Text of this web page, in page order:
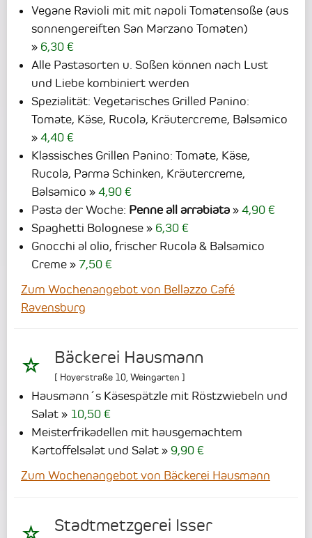
Vegane Ravioli mit mit napoli Tomatensoße (aus
sonnengereiften San Marzano Tomaten)
6,30 €
Alle Pastasorten u. Soßen können nach Lust
und Liebe kombiniert werden
Spezialität: Vegetarisches Grilled Panino:
Tomate, Käse, Rucola, Kräutercreme, Balsamico
4,40 €
Klassisches Grillen Panino: Tomate, Käse,
Rucola, Parma Schinken, Kräutercreme,
Balsamico
4,90 €
Pasta der Woche: Penne all arrabiata
4,90 €
Spaghetti Bolognese
6,30 €
Gnocchi al olio, frischer Rucola & Balsamico
Creme
7,50 €
Zum Wochenangebot von Bellazzo Café
Ravensburg
Bäckerei Hausmann
[ Hoyerstraße 10 Weingarten ]
Hausmann´s Käsespätzle mit Röstzwiebeln und
Salat
10,50 €
Meisterfrikadellen mit hausgemachtem
Kartoffelsalat und Salat
9,90 €
Zum Wochenangebot von Bäckerei Hausmann
Stadtmetzgerei Isser